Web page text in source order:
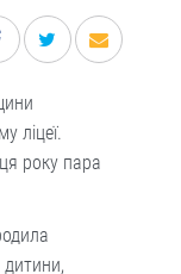
ліцеї.
року пара